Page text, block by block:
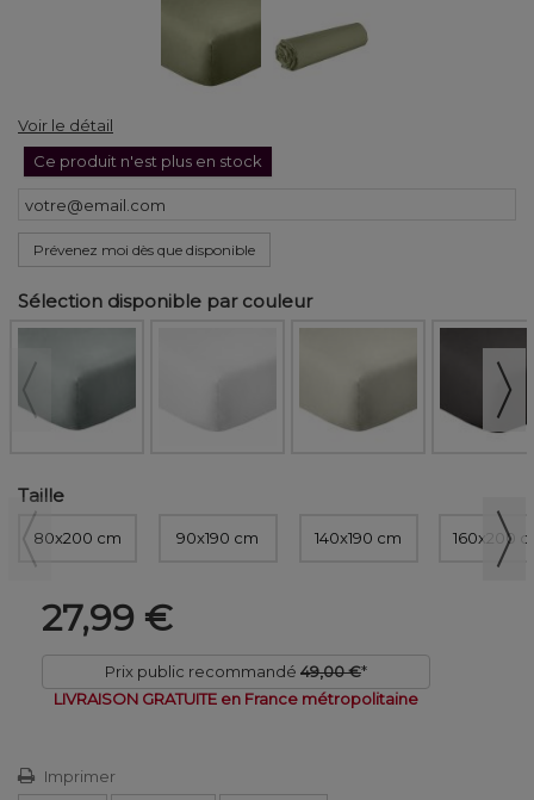
Voir le détail
Ce produit n'est plus en stock
Prévenez moi dès que disponible
Sélection disponible par couleur
Taille
80x200 cm 90x190 cm 140x190 cm 160x200
27,99 €
Prix public recommandé 49,00 €*
LIVRAISON GRATUITE en France métropolitaine
Imprimer